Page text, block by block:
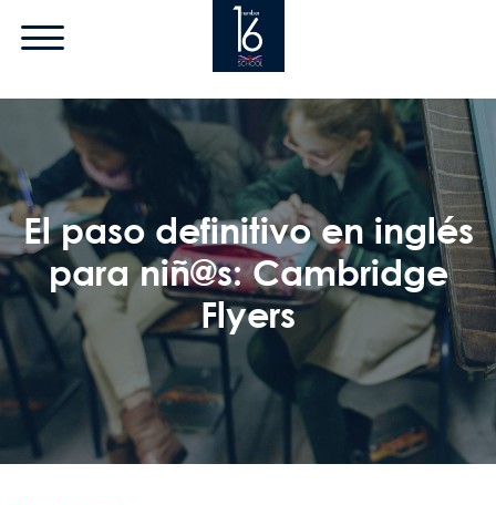
Pasar al contenido principal
El paso definitivo en inglés
para niñ@s: Cambridge
Flyers